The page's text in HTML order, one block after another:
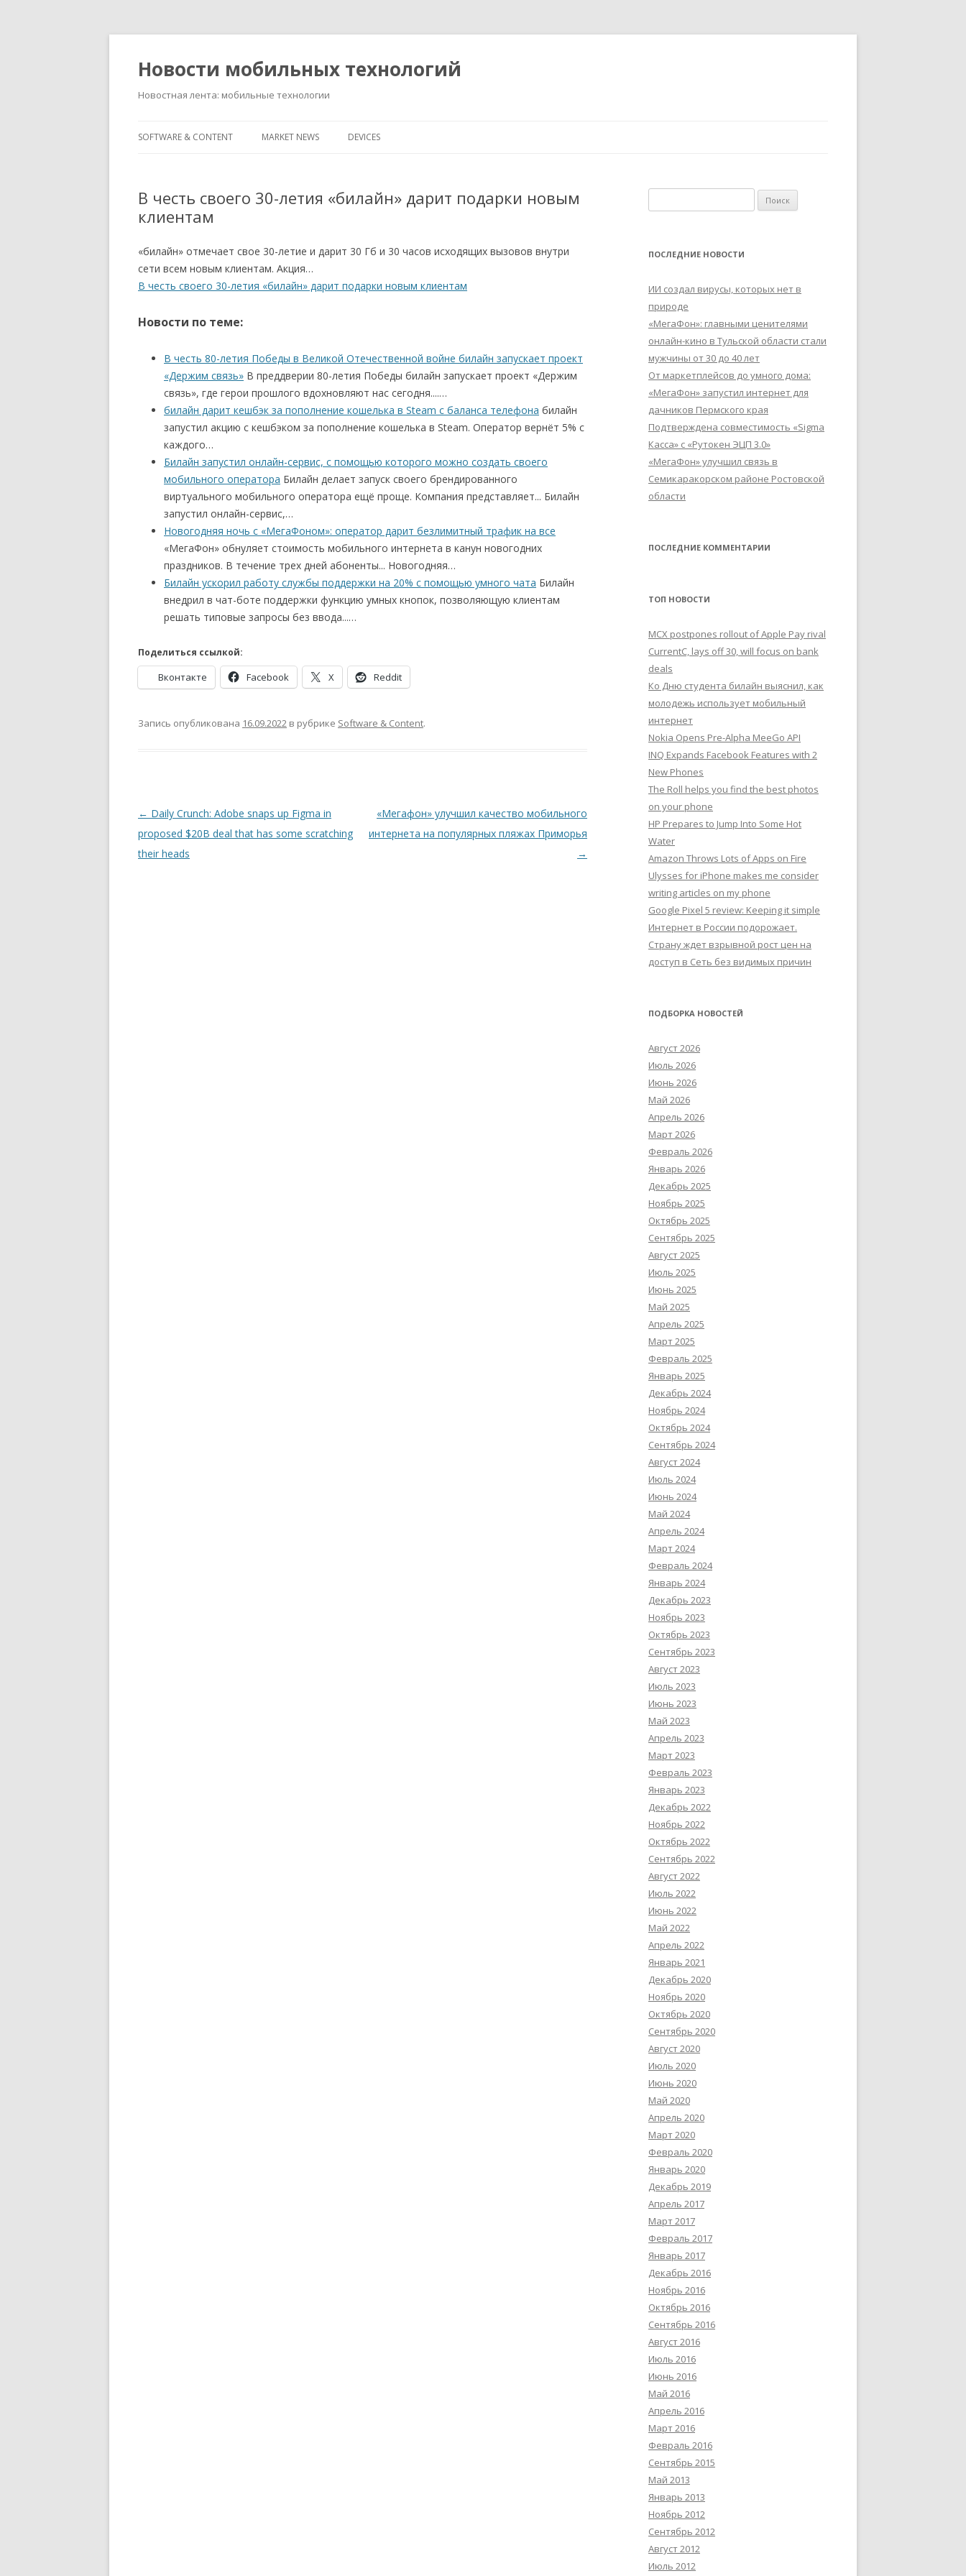
Новости мобильных технологий
Новостная лента: мобильные технологии
SOFTWARE & CONTENT MARKET NEWS DEVICES
В честь своего 30-летия «билайн» дарит подарки новым
клиентам
«билайн» отмечает свое 30-летие и дарит 30 Гб и 30 часов исходящих вызовов внутри
сети всем новым клиентам. Акция…
В честь своего 30-летия «билайн» дарит подарки новым клиентам
Новости по теме:
В честь 80-летия Победы в Великой Отечественной войне билайн запускает проект
«Держим связь» В преддверии 80-летия Победы билайн запускает проект «Держим
связь», где герои прошлого вдохновляют нас сегодня....…
билайн дарит кешбэк за пополнение кошелька в Steam с баланса телефона билайн
запустил акцию с кешбэком за пополнение кошелька в Steam. Оператор вернёт 5% с
каждого…
Билайн запустил онлайн-сервис, с помощью которого можно создать своего
мобильного оператора Билайн делает запуск своего брендированного
виртуального мобильного оператора ещё проще. Компания представляет... Билайн
запустил онлайн-сервис,…
Новогодняя ночь с «МегаФоном»: оператор дарит безлимитный трафик на все
«МегаФон» обнуляет стоимость мобильного интернета в канун новогодних
праздников. В течение трех дней абоненты... Новогодняя…
Билайн ускорил работу службы поддержки на 20% с помощью умного чата Билайн
внедрил в чат-боте поддержки функцию умных кнопок, позволяющую клиентам
решать типовые запросы без ввода...…
Поделиться ссылкой:
Вконтакте Facebook X Reddit
Запись опубликована 16.09.2022 в рубрике Software & Content.
Навигация
по
записям
← Daily Crunch: Adobe snaps up Figma in
proposed $20B deal that has some scratching
their heads
«Мегафон» улучшил качество мобильного
интернета на популярных пляжах Приморья
→
ПОСЛЕДНИЕ НОВОСТИ
ИИ создал вирусы, которых нет в
природе
«МегаФон»: главными ценителями
онлайн-кино в Тульской области стали
мужчины от 30 до 40 лет
От маркетплейсов до умного дома:
«МегаФон» запустил интернет для
дачников Пермского края
Подтверждена совместимость «Sigma
Касса» с «Рутокен ЭЦП 3.0»
«МегаФон» улучшил связь в
Семикаракорском районе Ростовской
области
ПОСЛЕДНИЕ КОММЕНТАРИИ
ТОП НОВОСТИ
MCX postpones rollout of Apple Pay rival
CurrentC, lays off 30, will focus on bank
deals
Ко Дню студента билайн выяснил, как
молодежь использует мобильный
интернет
Nokia Opens Pre-Alpha MeeGo API
INQ Expands Facebook Features with 2
New Phones
The Roll helps you find the best photos
on your phone
HP Prepares to Jump Into Some Hot
Water
Amazon Throws Lots of Apps on Fire
Ulysses for iPhone makes me consider
writing articles on my phone
Google Pixel 5 review: Keeping it simple
Интернет в России подорожает.
Страну ждет взрывной рост цен на
доступ в Сеть без видимых причин
ПОДБОРКА НОВОСТЕЙ
Август 2026
Июль 2026
Июнь 2026
Май 2026
Апрель 2026
Март 2026
Февраль 2026
Январь 2026
Декабрь 2025
Ноябрь 2025
Октябрь 2025
Сентябрь 2025
Август 2025
Июль 2025
Июнь 2025
Май 2025
Апрель 2025
Март 2025
Февраль 2025
Январь 2025
Декабрь 2024
Ноябрь 2024
Октябрь 2024
Сентябрь 2024
Август 2024
Июль 2024
Июнь 2024
Май 2024
Апрель 2024
Март 2024
Февраль 2024
Январь 2024
Декабрь 2023
Ноябрь 2023
Октябрь 2023
Сентябрь 2023
Август 2023
Июль 2023
Июнь 2023
Май 2023
Апрель 2023
Март 2023
Февраль 2023
Январь 2023
Декабрь 2022
Ноябрь 2022
Октябрь 2022
Сентябрь 2022
Август 2022
Июль 2022
Июнь 2022
Май 2022
Апрель 2022
Январь 2021
Декабрь 2020
Ноябрь 2020
Октябрь 2020
Сентябрь 2020
Август 2020
Июль 2020
Июнь 2020
Май 2020
Апрель 2020
Март 2020
Февраль 2020
Январь 2020
Декабрь 2019
Апрель 2017
Март 2017
Февраль 2017
Январь 2017
Декабрь 2016
Ноябрь 2016
Октябрь 2016
Сентябрь 2016
Август 2016
Июль 2016
Июнь 2016
Май 2016
Апрель 2016
Март 2016
Февраль 2016
Сентябрь 2015
Май 2013
Январь 2013
Ноябрь 2012
Сентябрь 2012
Август 2012
Июль 2012